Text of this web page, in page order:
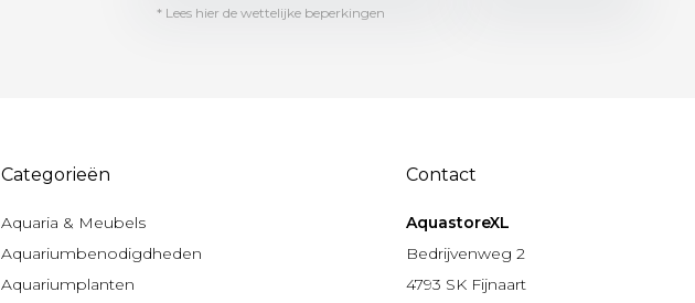
* Lees hier de wettelijke beperkingen
Categorieën
Aquaria & Meubels
Aquariumbenodigdheden
Aquariumplanten
Contact
AquastoreXL
Bedrijvenweg 2
4793 SK Fijnaart